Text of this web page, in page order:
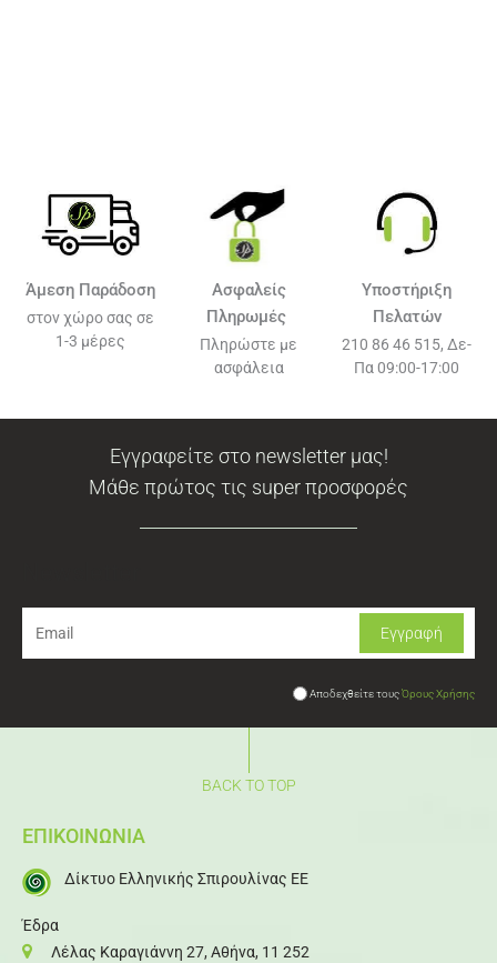
Άμεση Παράδοση
στον χώρο σας σε
1-3 μέρες
Ασφαλείς
Πληρωμές
Πληρώστε με
ασφάλεια
Υποστήριξη
Πελατών
210 86 46 515, Δε-
Πα 09:00-17:00
Εγγραφείτε στο newsletter μας!
Μάθε πρώτος τις super προσφορές
Αποδεχθείτε τουςΌρους Χρήσης
BACK TO TOP
ΕΠΙΚΟΙΝΩΝΙΑ
Δίκτυο Ελληνικής Σπιρουλίνας ΕΕ
Έδρα
Λέλας Καραγιάννη 27, Αθήνα, 11 252